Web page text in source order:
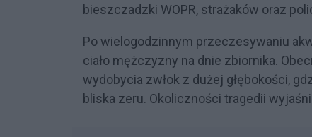
bieszczadzki WOPR, strażaków oraz
Po wielogodzinnym przeczesywaniu
ciało mężczyzny na dnie zbiornika.
wydobycia zwłok z dużej głębokości,
bliska zeru. Okoliczności tragedii